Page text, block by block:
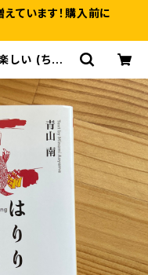
ています！購入前に
しい (ちくま